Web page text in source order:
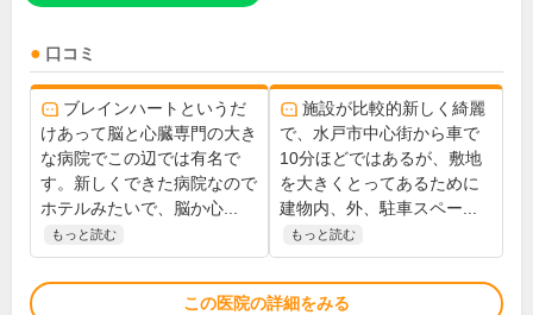
口コミ
ブレインハートというだ
けあって脳と心臓専門の大き
な病院でこの辺では有名で
す。新しくできた病院なので
ホテルみたいで、脳か心...
もっと読む
施設が比較的新しく綺麗
で、水戸市中心街から車で
10分ほどではあるが、敷地
を大きくとってあるために
建物内、外、駐車スペー...
もっと読む
この医院の詳細をみる